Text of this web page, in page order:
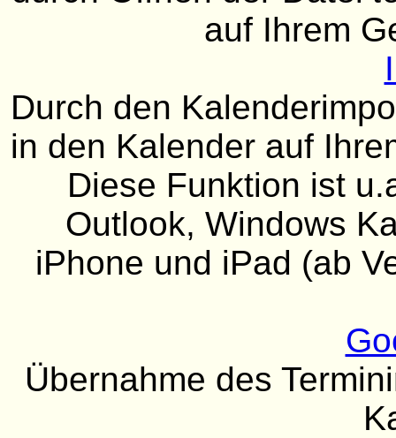
auf Ihrem
Durch den
in den Kalender auf
Diese Funktion ist
Outlook, Windows
iPhone und iPad (ab
Übernahme des